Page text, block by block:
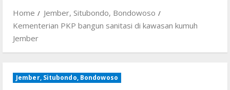
Home
Jember, Situbondo, Bondowoso
Kementerian PKP bangun sanitasi di kawasan kumuh
Jember
Jember, Situbondo, Bondowoso